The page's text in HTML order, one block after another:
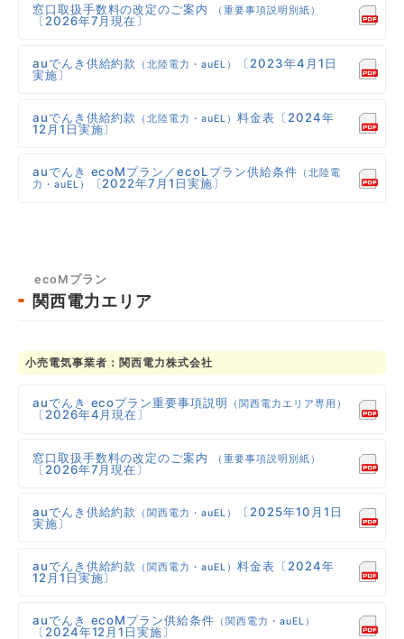
窓口取扱手数料の改定のご案内 （重要事項説明別紙）
〔2026年7月現在〕
auでんき供給約款 （北陸電力・auEL）
〔2023年4月1日
実施〕
auでんき供給約款 （北陸電力・auEL）料金表〔2024年
12月1日実施〕
auでんき ecoMプラン／ecoLプラン供給条件 （北陸電
力・auEL）
〔2022年7月1日実施〕
ecoMプラン
関西電力エリア
小売電気事業者：関西電力株式会社
auでんき ecoプラン重要事項説明 （関西電力エリア専用）
〔2026年4月現在〕
窓口取扱手数料の改定のご案内 （重要事項説明別紙）
〔2026年7月現在〕
auでんき供給約款 （関西電力・auEL）
〔2025年10月1日
実施〕
auでんき供給約款 （関西電力・auEL）料金表〔2024年
12月1日実施〕
auでんき ecoMプラン供給条件 （関西電力・auEL）
〔2024年12月1日実施〕